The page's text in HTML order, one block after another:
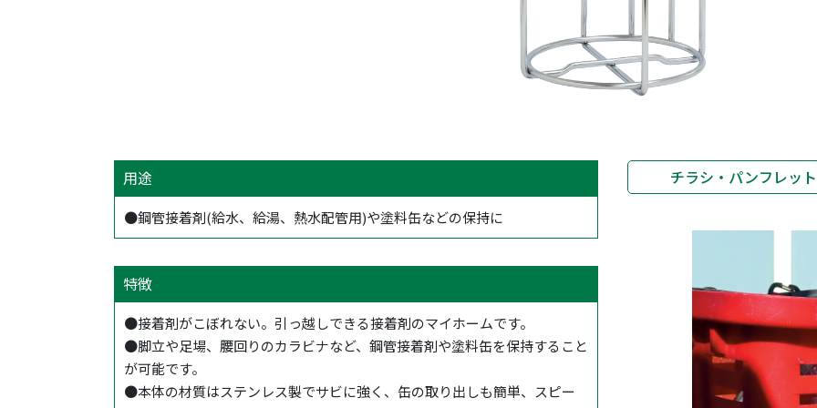
用途
●鋼管接着剤(給水、給湯、熱水配管用)や塗料缶などの保持に
特徴
●接着剤がこぼれない。引っ越しできる接着剤のマイホームです。
●脚立や足場、腰回りのカラビナなど、鋼管接着剤や塗料缶を保持すること
が可能です。
●本体の材質はステンレス製でサビに強く、缶の取り出しも簡単、スピー
チラシ・パンフレット